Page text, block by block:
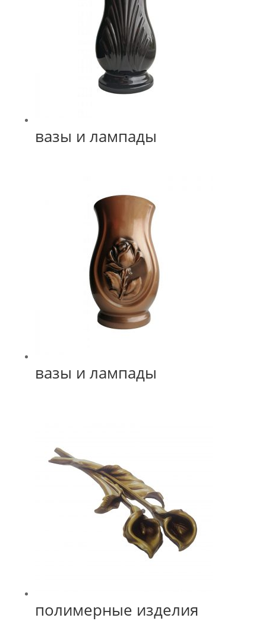
вазы и лампады
вазы и лампады
полимерные изделия